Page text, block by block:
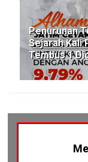
Penurunan
Sejarah Kali
Tembus 1